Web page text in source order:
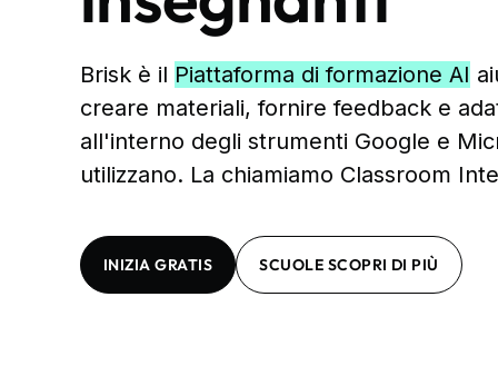
Brisk è il Piattaforma di formazione AI
creare materiali, fornire feedback e
all'interno degli strumenti Google e
utilizzano. La chiamiamo Classroom
INIZIA GRATIS SCUOLE SCOPRI DI PIÙ